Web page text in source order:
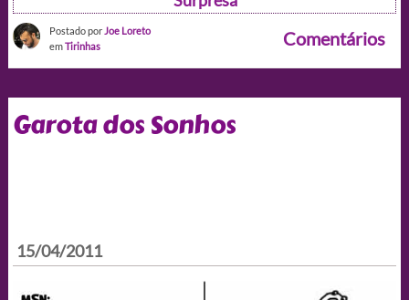
Postado por Joe Loreto
emTirinhas Comentários
Garota dos Sonhos
15/04/2011